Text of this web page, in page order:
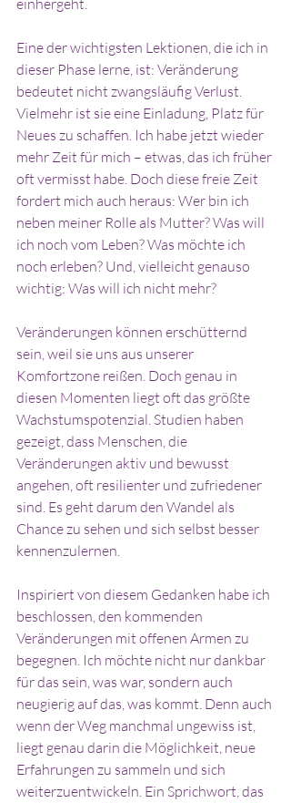
einhergeht.
Eine der wichtigsten Lektionen, die ich in
dieser Phase lerne, ist: Veränderung
bedeutet nicht zwangsläufig Verlust.
Vielmehr ist sie eine Einladung, Platz für
Neues zu schaffen. Ich habe jetzt wieder
mehr Zeit für mich – etwas, das ich früher
oft vermisst habe. Doch diese freie Zeit
fordert mich auch heraus: Wer bin ich
neben meiner Rolle als Mutter? Was will
ich noch vom Leben? Was möchte ich
noch erleben? Und, vielleicht genauso
wichtig: Was will ich nicht mehr?
Veränderungen können erschütternd
sein, weil sie uns aus unserer
Komfortzone reißen. Doch genau in
diesen Momenten liegt oft das größte
Wachstumspotenzial. Studien haben
gezeigt, dass Menschen, die
Veränderungen aktiv und bewusst
angehen, oft resilienter und zufriedener
sind. Es geht darum den Wandel als
Chance zu sehen und sich selbst besser
kennenzulernen.
Inspiriert von diesem Gedanken habe ich
beschlossen, den kommenden
Veränderungen mit offenen Armen zu
begegnen. Ich möchte nicht nur dankbar
für das sein, was war, sondern auch
neugierig auf das, was kommt. Denn auch
wenn der Weg manchmal ungewiss ist,
liegt genau darin die Möglichkeit, neue
Erfahrungen zu sammeln und sich
weiterzuentwickeln. Ein Sprichwort, das